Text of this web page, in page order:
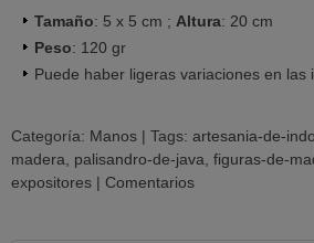
Tamaño: 5 x 5 cm ; Altura: 20 cm
Peso: 120 gr
Puede haber ligeras variaciones en las
Categoría: Manos | Tags: artesania-de-
madera
palisandro-de-java figuras-de-
expositores | Comentarios